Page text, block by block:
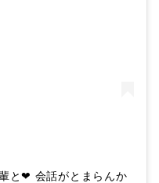
と❤︎ 会話がとまらんか